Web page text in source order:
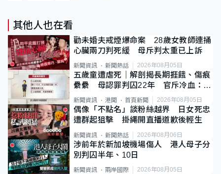
其他人也在看
勸未婚夫戒煙爆命案 28歲女教師連捅
心臟兩刀判死緩 母斥判太重已上訴
新聞資訊 新聞熱話 2026年08月05日
五歲童遭虐死｜解剖揭長期捱餓、傷痕
纍纍 母認罪判囚22年 官斥冷血：同
類案最惡劣
新聞資訊 港聞 首頁新聞 2026年08月05日
偶像「不點名」談粉絲越界 日女死忠
遭群起狙擊 掛繩開直播道歉後輕生
新聞資訊 新聞熱話 2026年08月06日
涉前年於新加坡機場傷人 港人母子分
別判囚半年、10日
新聞資訊 兩岸國際 2026年08月05日